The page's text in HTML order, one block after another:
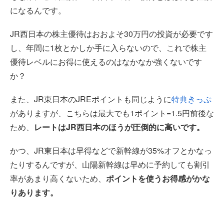
になるんです。
JR西日本の株主優待はおおよそ30万円の投資が必要です
し、年間に1枚とかしか手に入らないので、これで株主
優待レベルにお得に使えるのはなかなか強くないです
か？
また、JR東日本のJREポイントも同じように特典きっぷ
がありますが、こちらは最大でも1ポイント=1.5円前後な
ため、 レートはJR西日本のほうが圧倒的に高いです。
かつ、JR東日本は早得などで新幹線が35%オフとかなっ
たりするんですが、山陽新幹線は早めに予約しても割引
率があまり高くないため、 ポイントを使うお得感がかな
りあります。